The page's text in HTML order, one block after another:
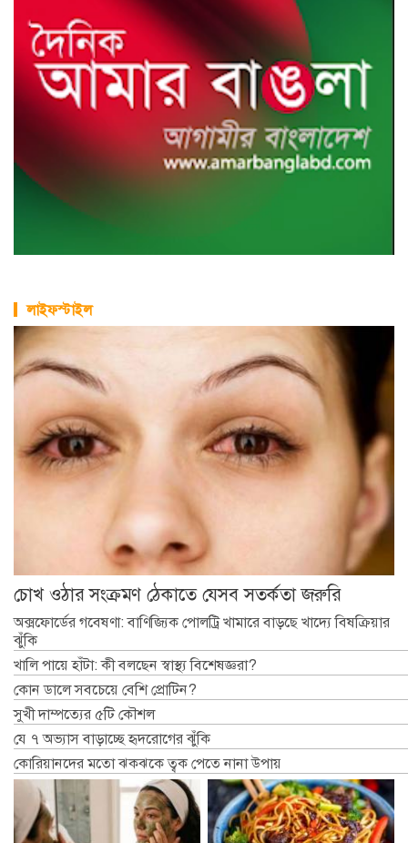
লাইফস্টাইল
চোখ ওঠার সংক্রমণ ঠেকাতে যেসব সতর্কতা জরুরি
অক্সফোর্ডের গবেষণা: বাণিজ্যিক পোলট্রি খামারে বাড়ছে খাদ্যে বিষক্রিয়ার
ঝুঁকি
খালি পায়ে হাঁটা: কী বলছেন স্বাস্থ্য বিশেষজ্ঞরা?
কোন ডালে সবচেয়ে বেশি প্রোটিন?
সুখী দাম্পত্যের ৫টি কৌশল
যে ৭ অভ্যাস বাড়াচ্ছে হৃদরোগের ঝুঁকি
কোরিয়ানদের মতো ঝকঝকে ত্বক পেতে নানা উপায়